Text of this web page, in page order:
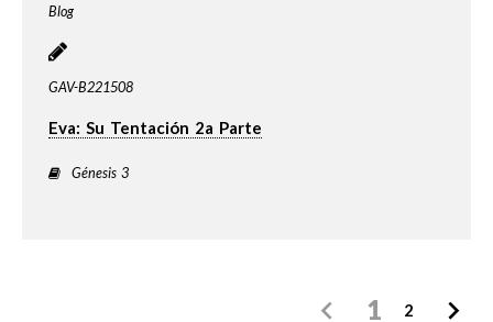
Blog
GAV-B221508
Eva: Su Tentación 2a Parte
Génesis 3
1 2